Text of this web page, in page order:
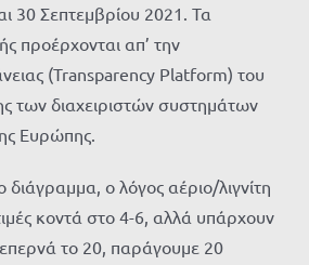
30 Σεπτεμβρίου 2021. Τα
προέρχονται απ’ την
(Transparency Platform) του
των διαχειριστών συστημάτων
Ευρώπης.
ο λόγος αέριο/λιγνίτη
κοντά στο 4-6, αλλά υπάρχουν
το 20, παράγουμε 20